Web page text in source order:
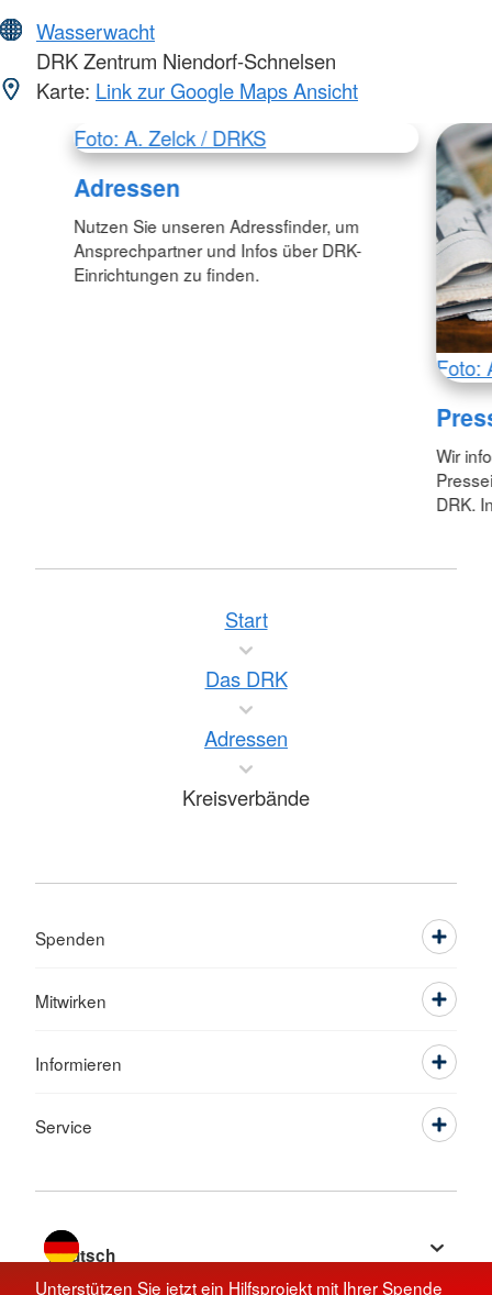
Wasserwacht
DRK Zentrum Niendorf-Schnelsen
Karte: Link zur Google Maps Ansicht
Foto: A. Zelck / DRKS
Adressen
Nutzen Sie unseren Adressfinder, um
Ansprechpartner und Infos über DRK-
Einrichtungen zu finden.
Foto:
Wir
DRK.
Unterstützen Sie jetzt ein Hilfsprojekt mit Ihrer Spende
Start
Das DRK
Adressen
Kreisverbände
Spenden
Mitwirken
Informieren
Service
Sprache wechseln zu